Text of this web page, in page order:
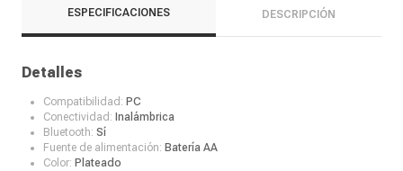
ESPECIFICACIONES DESCRIPCIÓN
Detalles
Compatibilidad: PC
Conectividad: Inalámbrica
Bluetooth: Sí
Fuente de alimentación: Batería AA
Color: Plateado